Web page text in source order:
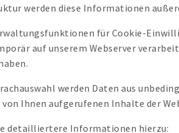
werden diese Informationen
für Cookie-
auf unserem Webserver
werden Daten aus
Ihnen aufgerufenen Inhalte der
detailliertere Informationen hierzu: